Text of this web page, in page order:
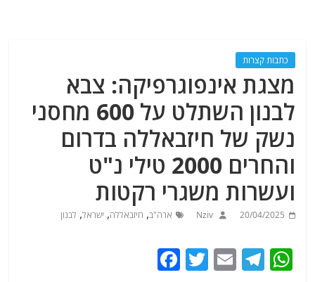
כתבות קצרות
מצגת אינפוגרפיקה: צבא
לבנון השתלט על 600 מחסני
נשק של חיזבאללה בדרום
והחרים 2000 טילי נ"ט
ועשרות משגרי רקטות
20/04/2025
Nziv ארה"ב, חיזבאללה, ישראל, לבנון
W
T
E
T